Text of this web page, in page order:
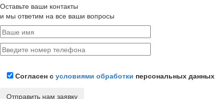
Оставьте ваши контакты
и мы ответим на все ваши вопросы
Согласен с условиями обработки персональных данных